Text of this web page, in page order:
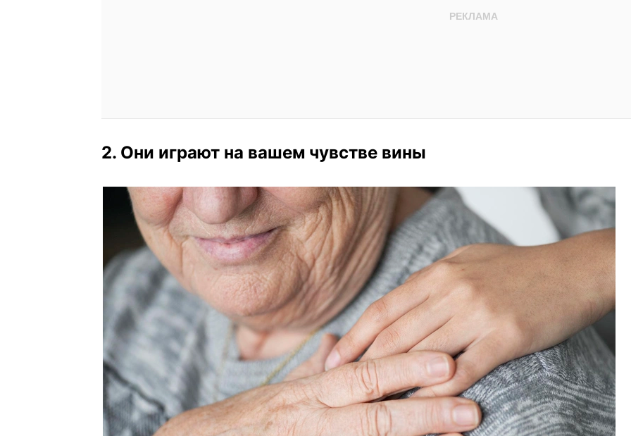
2. Они играют на вашем чувстве вины